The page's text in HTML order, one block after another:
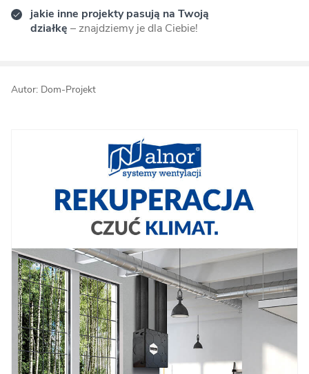
jakie inne projekty pasują na Twoją
działkę – znajdziemy je dla Ciebie!
Autor: Dom-Projekt